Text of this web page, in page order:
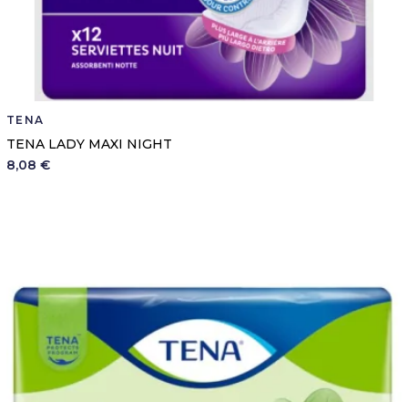
TENA
TENA LADY MAXI NIGHT
8,08 €